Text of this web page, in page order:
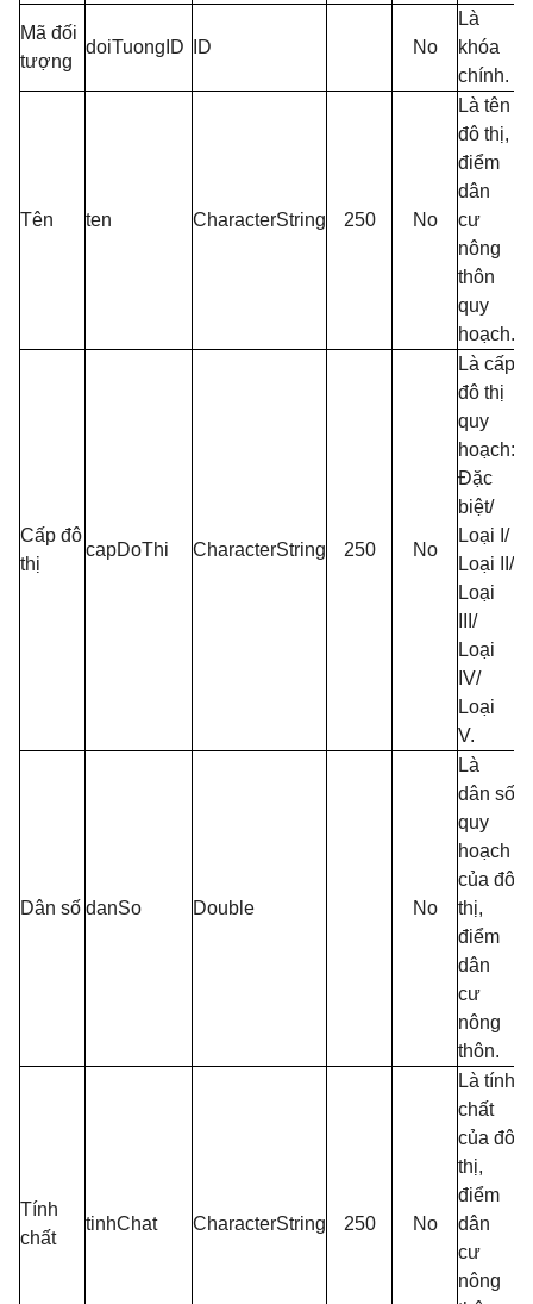
Mã đối
tượng
doiTuongID ID No
Là
khóa
chính.
Tên ten CharacterString 250 No
Là tên
đô thị,
điểm
dân
cư
nông
thôn
quy
hoạch.
Cấp đô
thị
capDoThi CharacterString 250 No
Là cấp
đô thị
quy
hoạch:
Đặc
biệt/
Loại I/
Loại II/
Loại
III/
Loại
IV/
Loại
V.
Dân số danSo Double No
Là
dân số
quy
hoạch
của đô
thị,
điểm
dân
cư
nông
thôn.
Tính
chất
tinhChat CharacterString 250 No
Là tính
chất
của đô
thị,
điểm
dân
cư
nông